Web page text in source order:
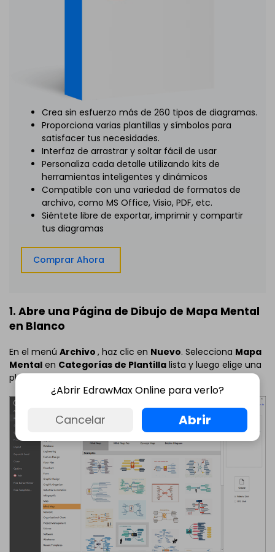
Crea sin esfuerzo más de 260 tipos de diagramas.
Proporciona varias plantillas y símbolos para
satisfacer tus necesidades.
Interfaz de arrastrar y soltar fácil de usar
Personaliza cada detalle utilizando kits de
herramientas inteligentes y dinámicos
Compatible con una variedad de formatos de
archivo, como MS Office, Visio, PDF, etc.
Siéntete libre de exportar, imprimir y compartir
tus diagramas
Comprar Ahora
1. Abre una Página de Dibujo de Mapa Mental
en Blanco
En el menú Archivo , haz clic en Nuevo. Selecciona Mapa
Mental en Categorías de Plantilla lista y luego elige una
plantilla.
¿Abrir EdrawMax Online para verlo?
Cancelar Abrir